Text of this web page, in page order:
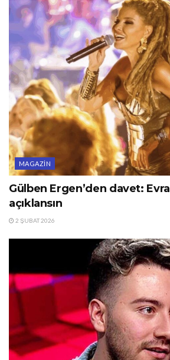
MAGAZIN
Gülben Ergen’den davet:
açıklansın
2 ŞUBAT 2026